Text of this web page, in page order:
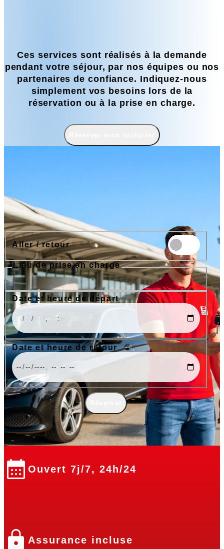
Ces services sont réalisés à la demande
pendant votre séjour, par nos équipes ou nos
partenaires de confiance. Indiquez-nous
simplement vos besoins lors de la
réservation ou à la prise en charge.
Réserver
Aller / retour
Lieu de prise en charge
Aéroport de Nice
Aéroport de Cannes
Gare de Nice
Port de Nice
Date et heure de départ
Date et heure de retour
Ouvert 7j/7, 24h/24
Assurance incluse